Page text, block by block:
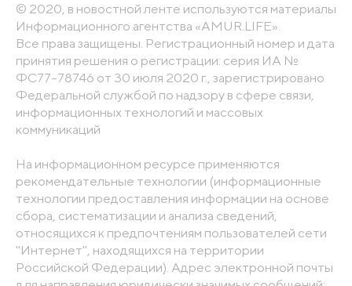
© 2020, в новостной ленте используются материалы
Информационного агентства «AMUR.LIFE».
Все права защищены. Регистрационный номер и дата
принятия решения о регистрации: серия ИА №
ФС77-78746 от 30 июля 2020 г., зарегистрировано
Федеральной службой по надзору в сфере связи,
информационных технологий и массовых
коммуникаций
На информационном ресурсе применяются
рекомендательные технологии (информационные
технологии предоставления информации на основе
сбора, систематизации и анализа сведений,
относящихся к предпочтениям пользователей сети
"Интернет", находящихся на территории
Российской Федерации). Адрес электронной почты